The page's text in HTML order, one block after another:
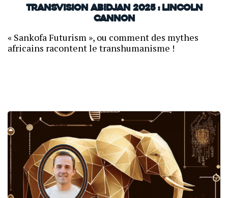
TransVision Abidjan 2025 : Lincoln
Cannon
« Sankofa Futurism », ou comment des mythes
africains racontent le transhumanisme !